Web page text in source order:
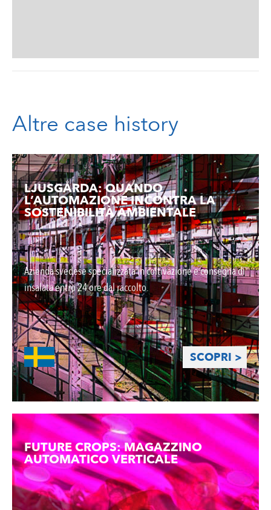
Altre case history
LJUSGÅRDA: QUANDO
L’AUTOMAZIONE INCONTRA LA
SOSTENIBILITÀ AMBIENTALE
Azienda svedese specializzata in coltivazione e consegna di
insalata entro 24 ore dal raccolto.
SCOPRI >
FUTURE CROPS: MAGAZZINO
AUTOMATICO VERTICALE